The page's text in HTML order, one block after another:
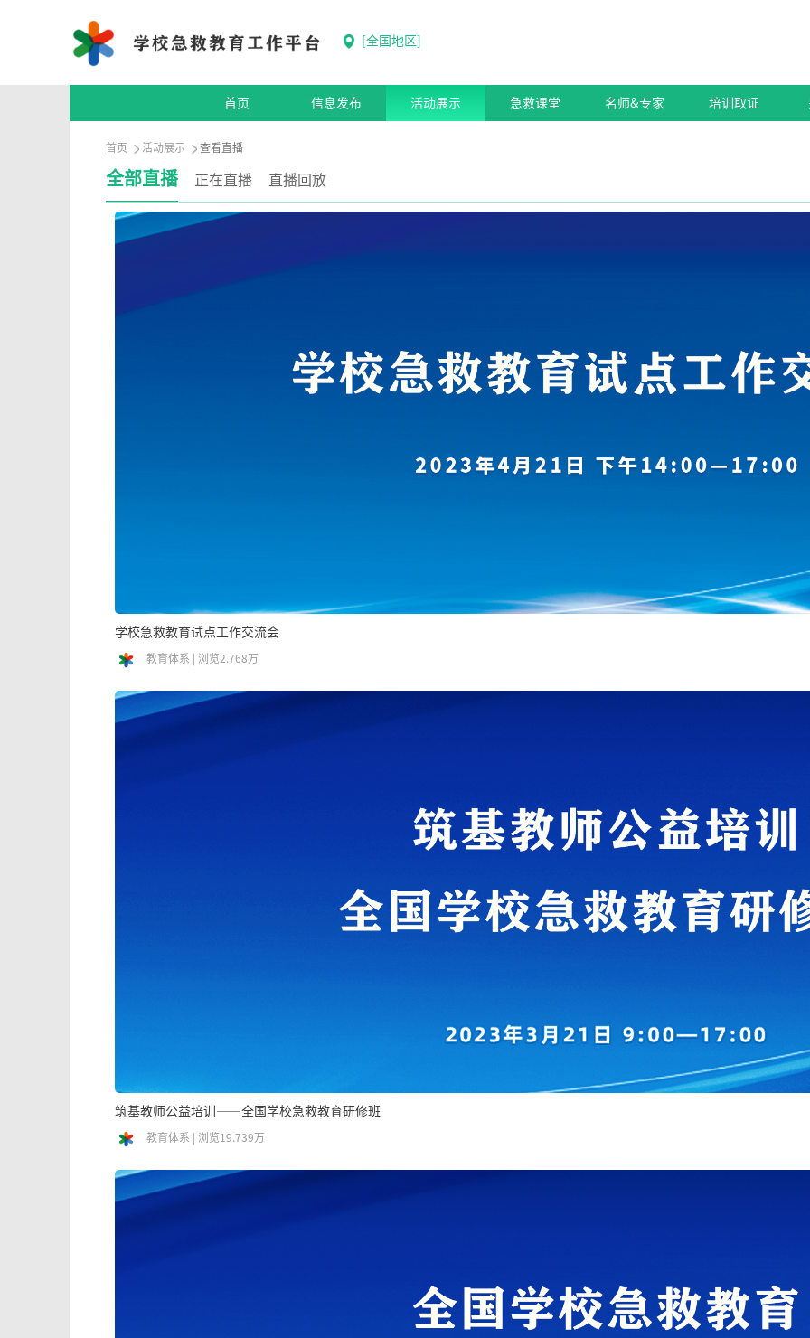
全国地区
首页 信息发布 活动展示 急救课堂 名师&专家 培训取证
首页 活动展示 查看直播
全部直播 正在直播 直播回放
学校急救教育试点工作交流会
教育体系 | 浏览2.768万
筑基教师公益培训——全国学校急救教育研修班
教育体系 | 浏览19.739万